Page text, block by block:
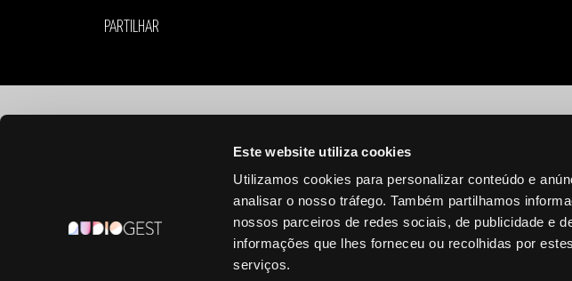
Este website utiliza cookies
Utilizamos cookies para personalizar conteúdo e
analisar o nosso tráfego. Também partilhamos
nossos parceiros de redes sociais, de publicidade e
informações que lhes forneceu ou recolhidas por
serviços.
PARTILHAR